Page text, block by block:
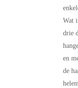
Wat
drie
en
de